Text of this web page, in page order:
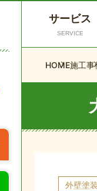
サービス
SERVICE
HOME施工事
外壁塗